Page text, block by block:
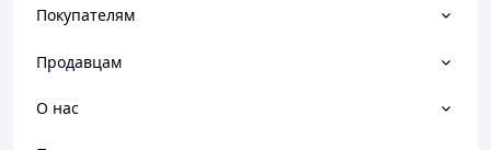
Покупателям
Продавцам
О нас